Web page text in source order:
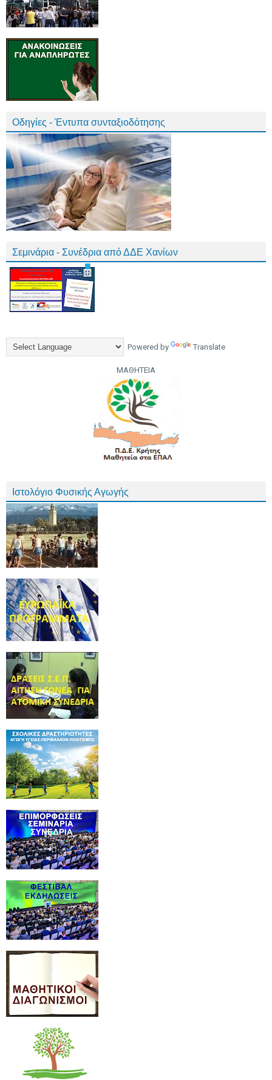
Οδηγίες - Έντυπα συνταξιοδότησης
Σεμινάρια - Συνέδρια από ΔΔΕ Χανίων
Powered by Translate
ΜΑΘΗΤΕΙΑ
Ιστολόγιο Φυσικής Αγωγής